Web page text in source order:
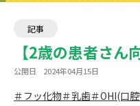
記事
【2歳の患者さん
公開日 2024年04月15日
＃フッ化物＃乳歯＃OHI(口腔